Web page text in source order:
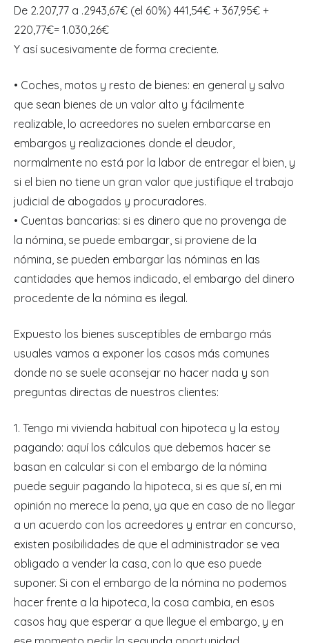
De 2.207,77 a .2943,67€ (el 60%) 441,54€ + 367,95€ +
220,77€= 1.030,26€
Y así sucesivamente de forma creciente.
• Coches, motos y resto de bienes: en general y salvo
que sean bienes de un valor alto y fácilmente
realizable, lo acreedores no suelen embarcarse en
embargos y realizaciones donde el deudor,
normalmente no está por la labor de entregar el bien, y
si el bien no tiene un gran valor que justifique el trabajo
judicial de abogados y procuradores.
• Cuentas bancarias: si es dinero que no provenga de
la nómina, se puede embargar, si proviene de la
nómina, se pueden embargar las nóminas en las
cantidades que hemos indicado, el embargo del dinero
procedente de la nómina es ilegal.
Expuesto los bienes susceptibles de embargo más
usuales vamos a exponer los casos más comunes
donde no se suele aconsejar no hacer nada y son
preguntas directas de nuestros clientes:
1. Tengo mi vivienda habitual con hipoteca y la estoy
pagando: aquí los cálculos que debemos hacer se
basan en calcular si con el embargo de la nómina
puede seguir pagando la hipoteca, si es que sí, en mi
opinión no merece la pena, ya que en caso de no llegar
a un acuerdo con los acreedores y entrar en concurso,
existen posibilidades de que el administrador se vea
obligado a vender la casa, con lo que eso puede
suponer. Si con el embargo de la nómina no podemos
hacer frente a la hipoteca, la cosa cambia, en esos
casos hay que esperar a que llegue el embargo, y en